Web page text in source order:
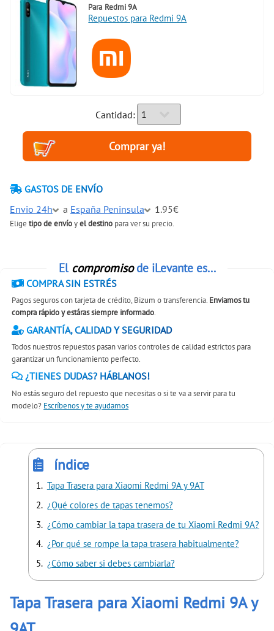
Para Redmi 9A
Repuestos para Redmi 9A
Cantidad:
GASTOS DE ENVÍO
Envio 24h
a España Peninsula 1.95€
Elige tipo de envíoyel destino para ver su precio.
El compromisode iLevante es...
COMPRA SIN ESTRÉS
Pagos seguros con tarjeta de crédito, Bizum o transferencia. Enviamos tu
compra rápido y estáras siempre informado.
GARANTÍA, CALIDAD Y SEGURIDAD
Todos nuestros repuestos pasan varios controles de calidad estrictos para
garantizar un funcionamiento perfecto.
¿TIENES DUDAS? HÁBLANOS!
No estás seguro del repuesto que necesitas o si te va a servir para tu
modelo? Escríbenos y te ayudamos
índice
Tapa Trasera para Xiaomi Redmi 9A y 9AT
¿Qué colores de tapas tenemos?
¿Cómo cambiar la tapa trasera de tu Xiaomi Redmi 9A?
¿Por qué se rompe la tapa trasera habitualmente?
¿Cómo saber si debes cambiarla?
Tapa Trasera para Xiaomi Redmi 9A y